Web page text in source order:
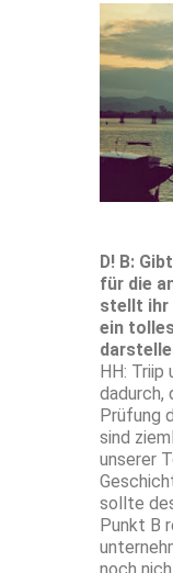
D! B:
für die
stellt ihr
ein
HH:
dadurch,
Prüfung
sind
unserer
sollte
Punkt B